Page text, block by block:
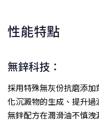
性能特點
無鋅科技：
採用特殊無灰份抗磨添加
化沉澱物的生成、提升
無鋅配方在潤滑油不慎